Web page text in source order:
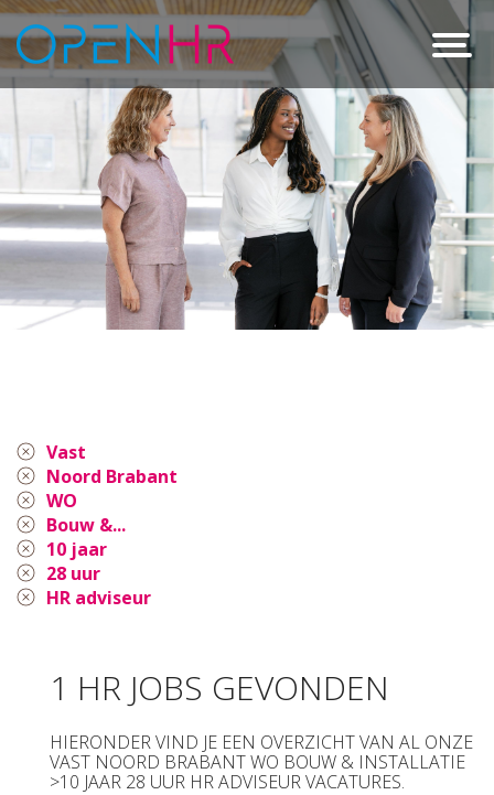
Vast
Noord Brabant
WO
Bouw &...
10 jaar
28 uur
HR adviseur
1 HR JOBS GEVONDEN
HIERONDER VIND JE EEN OVERZICHT VAN AL ONZE
VAST NOORD BRABANT WO BOUW & INSTALLATIE
>10 JAAR 28 UUR HR ADVISEUR VACATURES.